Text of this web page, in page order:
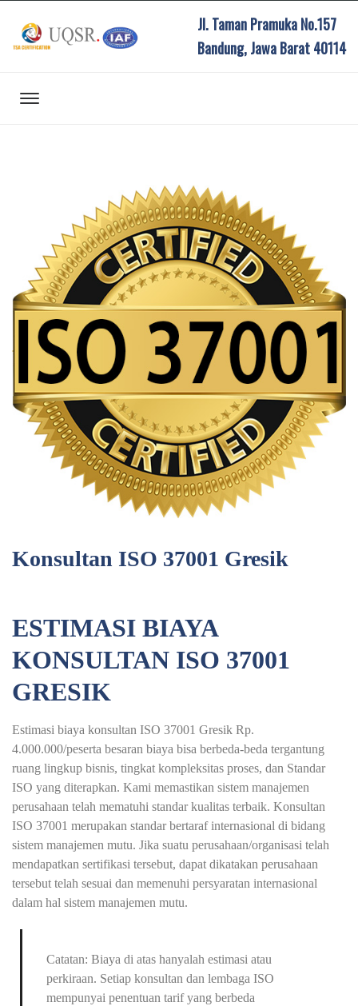
Jl. Taman Pramuka No.157
Bandung, Jawa Barat 40114
Konsultan ISO 37001 Gresik
ESTIMASI BIAYA
KONSULTAN ISO 37001
GRESIK
Estimasi biaya konsultan ISO 37001 Gresik Rp.
4.000.000/peserta besaran biaya bisa berbeda-beda tergantung
ruang lingkup bisnis, tingkat kompleksitas proses, dan Standar
ISO yang diterapkan. Kami memastikan sistem manajemen
perusahaan telah mematuhi standar kualitas terbaik. Konsultan
ISO 37001 merupakan standar bertaraf internasional di bidang
sistem manajemen mutu. Jika suatu perusahaan/organisasi telah
mendapatkan sertifikasi tersebut, dapat dikatakan perusahaan
tersebut telah sesuai dan memenuhi persyaratan internasional
dalam hal sistem manajemen mutu.
Catatan: Biaya di atas hanyalah estimasi atau
perkiraan. Setiap konsultan dan lembaga ISO
mempunyai penentuan tarif yang berbeda